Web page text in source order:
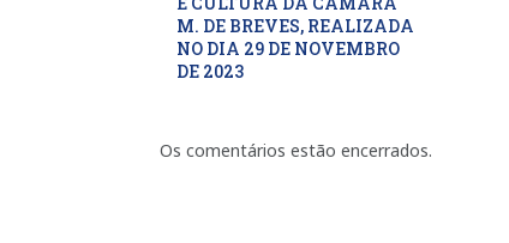
M. DE BREVES, REALIZADA
NO DIA 29 DE NOVEMBRO
DE 2023
Os comentários estão encerrados.